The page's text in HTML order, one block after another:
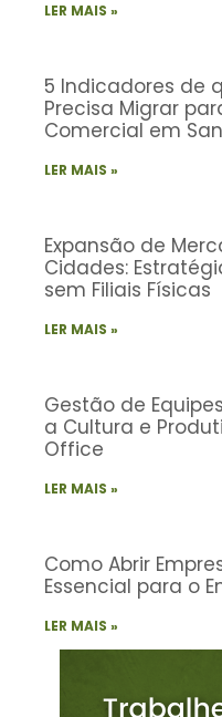
LER MAIS »
5 Indicadores de
Precisa Migrar
Comercial em
LER MAIS »
Expansão de
Cidades:
sem Filiais Físicas
LER MAIS »
Gestão de
a Cultura e
Office
LER MAIS »
Como Abrir
Essencial para o
LER MAIS »